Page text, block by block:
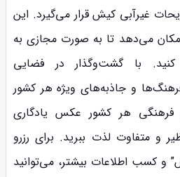
غیرآبی کیش قرار می‌گیرد. این
می‌دهد تا به صورت مجازی به
کنید. با گشت‌وگذار در فضایی
و جاذبه‌های ویژه هر کشور
فرهنگی هر کشور عکس یادگاری
و متفاوت لذت ببرید. برای رزرو
و کسب اطلاعات بیشتر، می‌توانید